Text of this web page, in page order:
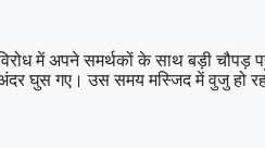
में अपने समर्थकों के साथ बड़ी चौपड़
घुस गए। उस समय मस्जिद में वुजु हो